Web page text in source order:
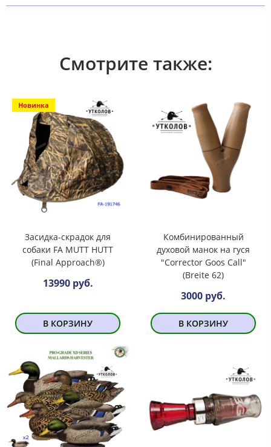
Смотрите также:
Новинка
Засидка-скрадок для
собаки FA MUTT HUTT
(Final Approach®)
13990 руб.
В КОРЗИНУ
Комбинированный
духовой манок на гуся
"Corrector Goos Call"
(Breite 62)
3000 руб.
В КОРЗИНУ